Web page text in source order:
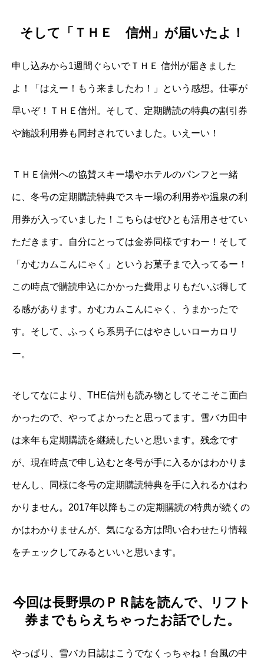
そして「ＴＨＥ 信州」が届いたよ！
申し込みから1週間ぐらいでＴＨＥ 信州が届きました
よ！「はえー！もう来ましたわ！」という感想。仕事が
早いぞ！ＴＨＥ信州。そして、定期購読の特典の割引券
や施設利用券も同封されていました。いえーい！
ＴＨＥ信州への協賛スキー場やホテルのパンフと一緒
に、冬号の定期購読特典でスキー場の利用券や温泉の利
用券が入っていました！こちらはぜひとも活用させてい
ただきます。自分にとっては金券同様ですわー！そして
「かむカムこんにゃく」というお菓子まで入ってるー！
この時点で購読申込にかかった費用よりもだいぶ得して
る感があります。かむカムこんにゃく、うまかったで
す。そして、ふっくら系男子にはやさしいローカロリ
ー。
そしてなにより、THE信州も読み物としてそこそこ面白
かったので、やってよかったと思ってます。雪バカ田中
は来年も定期購読を継続したいと思います。残念です
が、現在時点で申し込むと冬号が手に入るかはわかりま
せんし、同様に冬号の定期購読特典を手に入れるかはわ
かりません。2017年以降もこの定期購読の特典が続くの
かはわかりませんが、気になる方は問い合わせたり情報
をチェックしてみるといいと思います。
今回は長野県のＰＲ誌を読んで、リフト
券までもらえちゃったお話でした。
やっぱり、雪バカ日誌はこうでなくっちゃね！ 台風の中